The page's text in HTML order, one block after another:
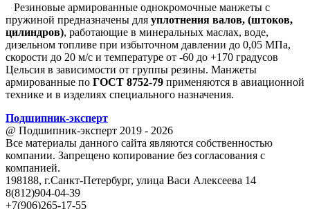
Резиновые армированные однокромочные манжеты с
пружиной предназначены для уплотнения валов, (штоков,
цилиндров), работающие в минеральных маслах, воде,
дизельном топливе при избыточном давлении до 0,05 МПа,
скорости до 20 м/с и температуре от -60 до +170 градусов
Цельсия в зависимости от группы резины. Манжеты
армированные по ГОСТ 8752-79 применяются в авиационной
технике и в изделиях специального назначения.
Подшипник-эксперт
@ Подшипник-эксперт 2019 - 2026
Все материалы данного сайта являются собственностью
компании. Запрещено копирование без согласования с
компанией.
198188, г.Санкт-Петербург, улица Васи Алексеева 14
8(812)904-04-39
+7(906)265-17-55